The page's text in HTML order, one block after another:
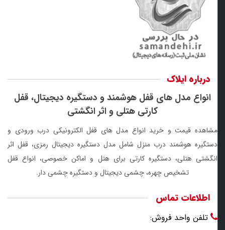
درباره ایلاک
انواع مدل های قفل هوشمند و دستگیره دیجیتال، قفل
کارتی هتلی و اثر انگشتی
مشاهده قیمت و خرید انواع مدل های قفل الکترونیکی درب ورودی و
دستگیره هوشمند درب منزل شامل مدل دستگیره دیجیتال رمزی، قفل اثر
انگشتی هتلی، دستگیره کارتی برای هتل و اماکن خصوصی، انواع قفل
تشخیص چهره، چشمی دیجیتال و دستگیره چشمی دار.
اطلاعات تماس
تلفن واحد فروش: